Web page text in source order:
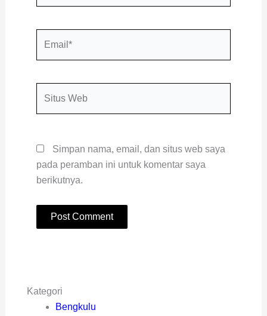
Simpan nama, email, dan situs web saya
pada peramban ini untuk komentar saya
berikutnya.
Kategori
Bengkulu